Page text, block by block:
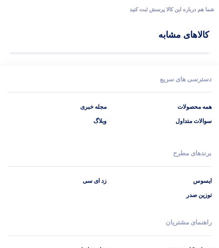
شما هم درباره این کالا پرسش ثبت کنید
کالاهای مشابه
دسترسی های سریع
همه محصولات
سوالات متداول
مجله خبری
وبلاگ
برندهای مطرح
ایسوس
توزین صدر
زد ای سی
راهنمای مشتریان